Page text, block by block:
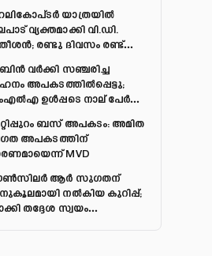
യാത്രയിൽ
വ്യക്തമാക്കി വി.ഡി.
രണ്ടു ദിവസം രണ്ട്
വര്‍ക്കി സഞ്ചരിച്ച
അപകടത്തില്‍പ്പെട്ടു;
ഉള്‍പ്പടെ നാല് പേര്‍ക്ക്
ബസ് അപകടം: അമിത
അപകടത്തിന്
MVD
ആർ സുഗതന്
നല്‍കിയ കുറിപ്പ്;
തദ്ദേശ സ്വയം